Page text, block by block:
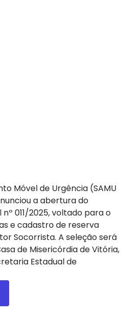
Móvel de Urgência (SAMU
a abertura do
011/2025, voltado para o
e cadastro de reserva
Socorrista. A seleção será
de Misericórdia de Vitória,
Estadual de